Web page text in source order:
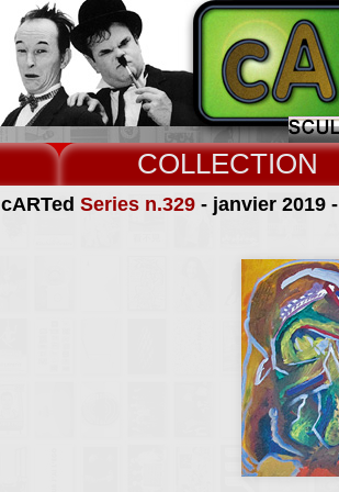
COLLECT
cARTed Series n.329- janvier 2019 -